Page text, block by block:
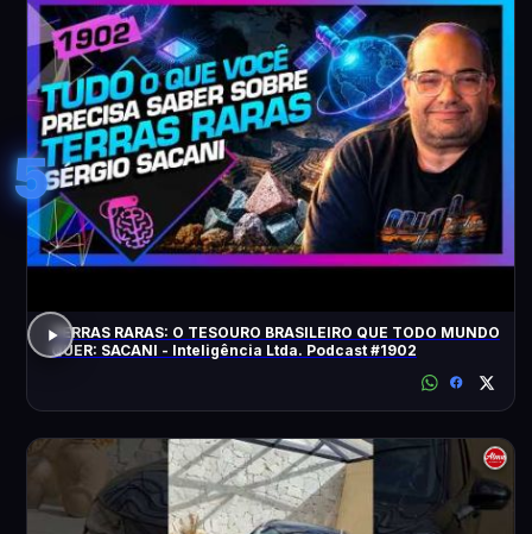
5
TERRAS RARAS: O TESOURO BRASILEIRO QUE TODO MUNDO
QUER: SACANI - Inteligência Ltda. Podcast #1902